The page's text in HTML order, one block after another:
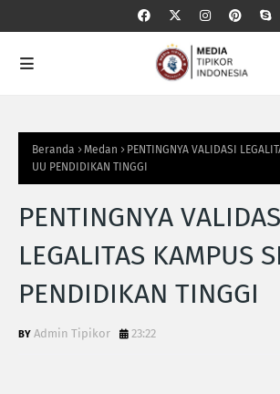
Beranda Medan
PENTINGNYA VALIDASI
UU PENDIDIKAN TINGGI
PENTINGNYA
LEGALITAS KAMPUS
PENDIDIKAN TINGGI
Admin Tipikor 23:22